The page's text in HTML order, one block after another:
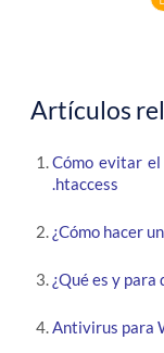
Artículos
Cómo evitar
.htaccess
¿Cómo hacer
¿Qué es y para
Antivirus para